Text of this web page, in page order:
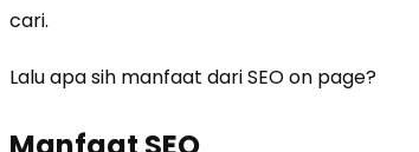
cari.
Lalu apa sih manfaat dari SEO on page?